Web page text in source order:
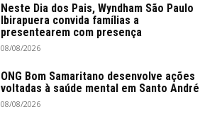
Neste Dia dos Pais, Wyndham São Paulo
Ibirapuera convida famílias a
presentearem com presença
08/08/2026
ONG Bom Samaritano desenvolve ações
voltadas à saúde mental em Santo André
08/08/2026